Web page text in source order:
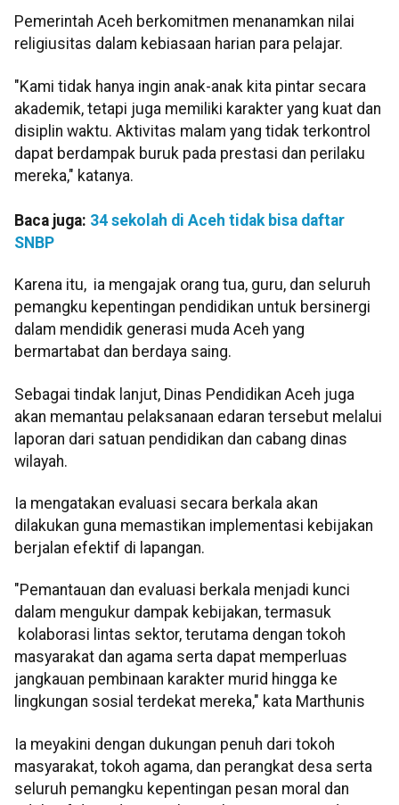
Pemerintah Aceh berkomitmen menanamkan nilai
religiusitas dalam kebiasaan harian para pelajar.
"Kami tidak hanya ingin anak-anak kita pintar secara
akademik, tetapi juga memiliki karakter yang kuat dan
disiplin waktu. Aktivitas malam yang tidak terkontrol
dapat berdampak buruk pada prestasi dan perilaku
mereka," katanya.
Baca juga: 34 sekolah di Aceh tidak bisa daftar
SNBP
Karena itu, ia mengajak orang tua, guru, dan seluruh
pemangku kepentingan pendidikan untuk bersinergi
dalam mendidik generasi muda Aceh yang
bermartabat dan berdaya saing.
Sebagai tindak lanjut, Dinas Pendidikan Aceh juga
akan memantau pelaksanaan edaran tersebut melalui
laporan dari satuan pendidikan dan cabang dinas
wilayah.
Ia mengatakan evaluasi secara berkala akan
dilakukan guna memastikan implementasi kebijakan
berjalan efektif di lapangan.
"Pemantauan dan evaluasi berkala menjadi kunci
dalam mengukur dampak kebijakan, termasuk
kolaborasi lintas sektor, terutama dengan tokoh
masyarakat dan agama serta dapat memperluas
jangkauan pembinaan karakter murid hingga ke
lingkungan sosial terdekat mereka," kata Marthunis
Ia meyakini dengan dukungan penuh dari tokoh
masyarakat, tokoh agama, dan perangkat desa serta
seluruh pemangku kepentingan pesan moral dan